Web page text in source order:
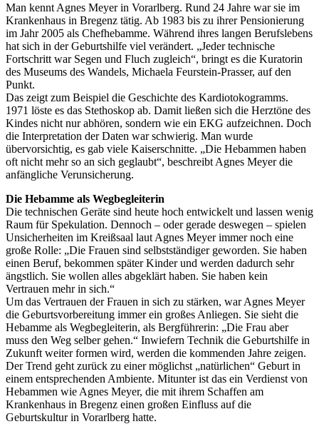
Man kennt Agnes Meyer in Vorarlberg. Rund 24 Jahre war sie im
Krankenhaus in Bregenz tätig. Ab 1983 bis zu ihrer Pensionierung
im Jahr 2005 als Chefhebamme. Während ihres langen Berufslebens
hat sich in der Geburtshilfe viel verändert. „Jeder technische
Fortschritt war Segen und Fluch zugleich“, bringt es die Kuratorin
des Museums des Wandels, Michaela Feurstein-Prasser, auf den
Punkt.
Das zeigt zum Beispiel die Geschichte des Kardiotokogramms.
1971 löste es das Stethoskop ab. Damit ließen sich die Herztöne des
Kindes nicht nur abhören, sondern wie ein EKG aufzeichnen. Doch
die Interpretation der Daten war schwierig. Man wurde
übervorsichtig, es gab viele Kaiserschnitte. „Die Hebammen haben
oft nicht mehr so an sich geglaubt“, beschreibt Agnes Meyer die
anfängliche Verunsicherung.
Die Hebamme als Wegbegleiterin
Die technischen Geräte sind heute hoch entwickelt und lassen wenig
Raum für Spekulation. Dennoch – oder gerade deswegen – spielen
Unsicherheiten im Kreißsaal laut Agnes Meyer immer noch eine
große Rolle: „Die Frauen sind selbstständiger geworden. Sie haben
einen Beruf, bekommen später Kinder und werden dadurch sehr
ängstlich. Sie wollen alles abgeklärt haben. Sie haben kein
Vertrauen mehr in sich.“
Um das Vertrauen der Frauen in sich zu stärken, war Agnes Meyer
die Geburtsvorbereitung immer ein großes Anliegen. Sie sieht die
Hebamme als Wegbegleiterin, als Bergführerin: „Die Frau aber
muss den Weg selber gehen.“ Inwiefern Technik die Geburtshilfe in
Zukunft weiter formen wird, werden die kommenden Jahre zeigen.
Der Trend geht zurück zu einer möglichst „natürlichen“ Geburt in
einem entsprechenden Ambiente. Mitunter ist das ein Verdienst von
Hebammen wie Agnes Meyer, die mit ihrem Schaffen am
Krankenhaus in Bregenz einen großen Einfluss auf die
Geburtskultur in Vorarlberg hatte.